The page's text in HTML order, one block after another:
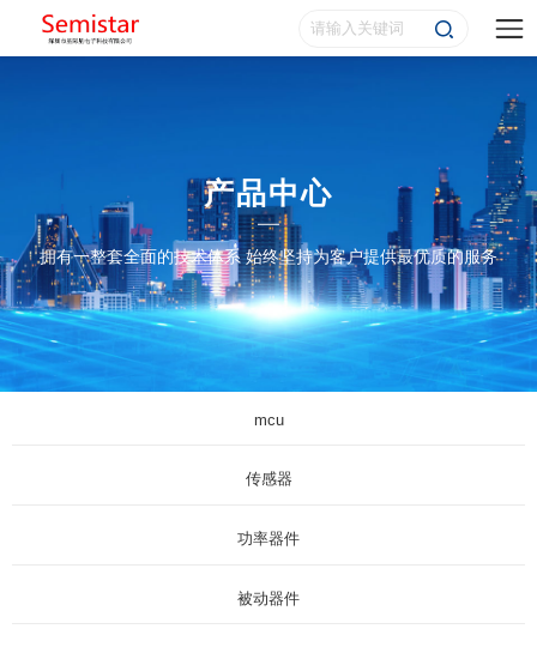
产品中心
拥有一整套全面的技术体系 始终坚持为客户提供最优质的服务
mcu
传感器
功率器件
被动器件